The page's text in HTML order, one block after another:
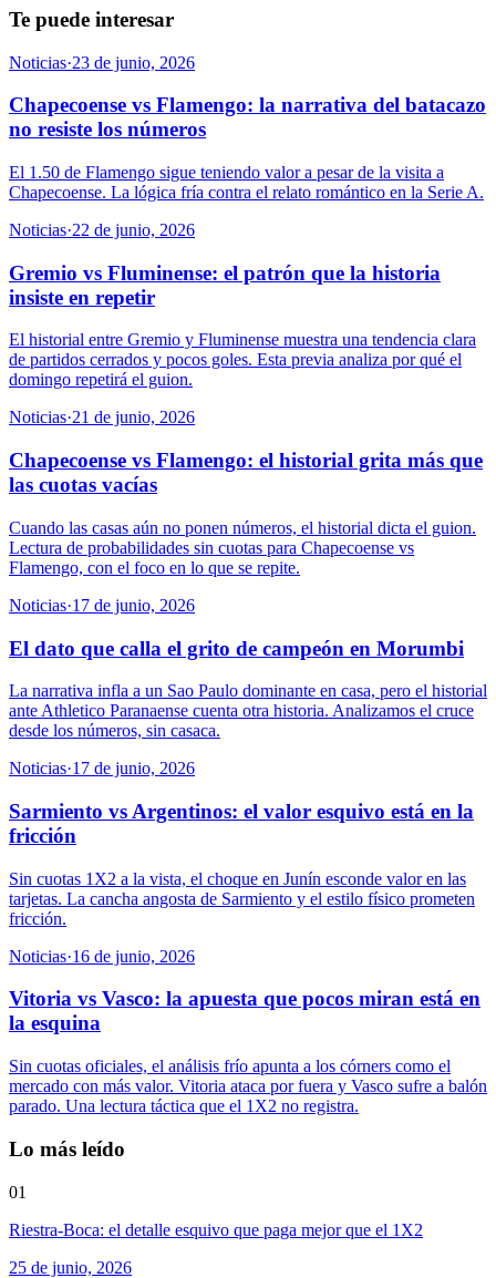
Te puede interesar
Noticias·23 de junio, 2026
Chapecoense vs Flamengo: la narrativa del batacazo
no resiste los números
El 1.50 de Flamengo sigue teniendo valor a pesar de la visita a
Chapecoense. La lógica fría contra el relato romántico en la Serie A.
Noticias·22 de junio, 2026
Gremio vs Fluminense: el patrón que la historia
insiste en repetir
El historial entre Gremio y Fluminense muestra una tendencia clara
de partidos cerrados y pocos goles. Esta previa analiza por qué el
domingo repetirá el guion.
Noticias·21 de junio, 2026
Chapecoense vs Flamengo: el historial grita más que
las cuotas vacías
Cuando las casas aún no ponen números, el historial dicta el guion.
Lectura de probabilidades sin cuotas para Chapecoense vs
Flamengo, con el foco en lo que se repite.
Noticias·17 de junio, 2026
El dato que calla el grito de campeón en Morumbi
La narrativa infla a un Sao Paulo dominante en casa, pero el historial
ante Athletico Paranaense cuenta otra historia. Analizamos el cruce
desde los números, sin casaca.
Noticias·17 de junio, 2026
Sarmiento vs Argentinos: el valor esquivo está en la
fricción
Sin cuotas 1X2 a la vista, el choque en Junín esconde valor en las
tarjetas. La cancha angosta de Sarmiento y el estilo físico prometen
fricción.
Noticias·16 de junio, 2026
Vitoria vs Vasco: la apuesta que pocos miran está en
la esquina
Sin cuotas oficiales, el análisis frío apunta a los córners como el
mercado con más valor. Vitoria ataca por fuera y Vasco sufre a balón
parado. Una lectura táctica que el 1X2 no registra.
Lo más leído
01
Riestra-Boca: el detalle esquivo que paga mejor que el 1X2
25 de junio, 2026